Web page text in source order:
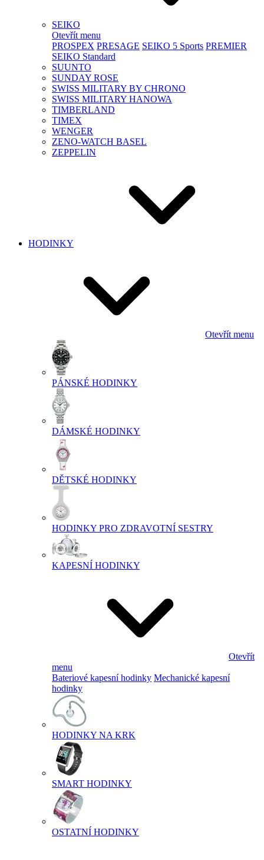
SEIKO
Otevřít menu
PROSPEX PRESAGE SEIKO 5 Sports PREMIER
SEIKO Standard
SUUNTO
SUNDAY ROSE
SWISS MILITARY BY CHRONO
SWISS MILITARY HANOWA
TIMBERLAND
TIMEX
WENGER
ZENO-WATCH BASEL
ZEPPELIN
HODINKY
Otevřít menu
PÁNSKÉ HODINKY
DÁMSKÉ HODINKY
DĚTSKÉ HODINKY
HODINKY PRO ZDRAVOTNÍ SESTRY
KAPESNÍ HODINKY
Otevřít
menu
Bateriové kapesní hodinky Mechanické kapesní
hodinky
HODINKY NA KRK
SMART HODINKY
OSTATNÍ HODINKY